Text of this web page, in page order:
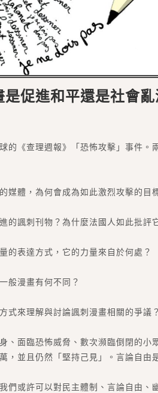
是促進和平還是社會亂
的《查理週報》「恐怖攻擊」事件。
媒體，為何會成為如此激烈攻擊的目
的諷刺刊物？為什麼法國人如此批評
的表達方式，它的力量來自於何處？
般漫畫有何不同？
式來理解與討論諷刺漫畫相關的爭議？
、面臨恐怖威脅、數次瀕臨倒閉的小
，並且仍然「堅持己見」。言論自由
們或許可以對民主體制、言論自由、